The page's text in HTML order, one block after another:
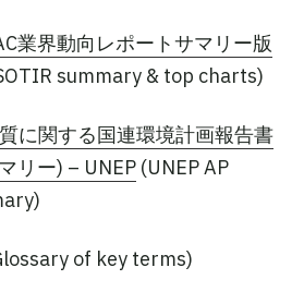
業界動向レポートサマリー版
summary & top charts)
に関する国連環境計画報告書
リー) – UNEP (UNEP AP
of key terms)